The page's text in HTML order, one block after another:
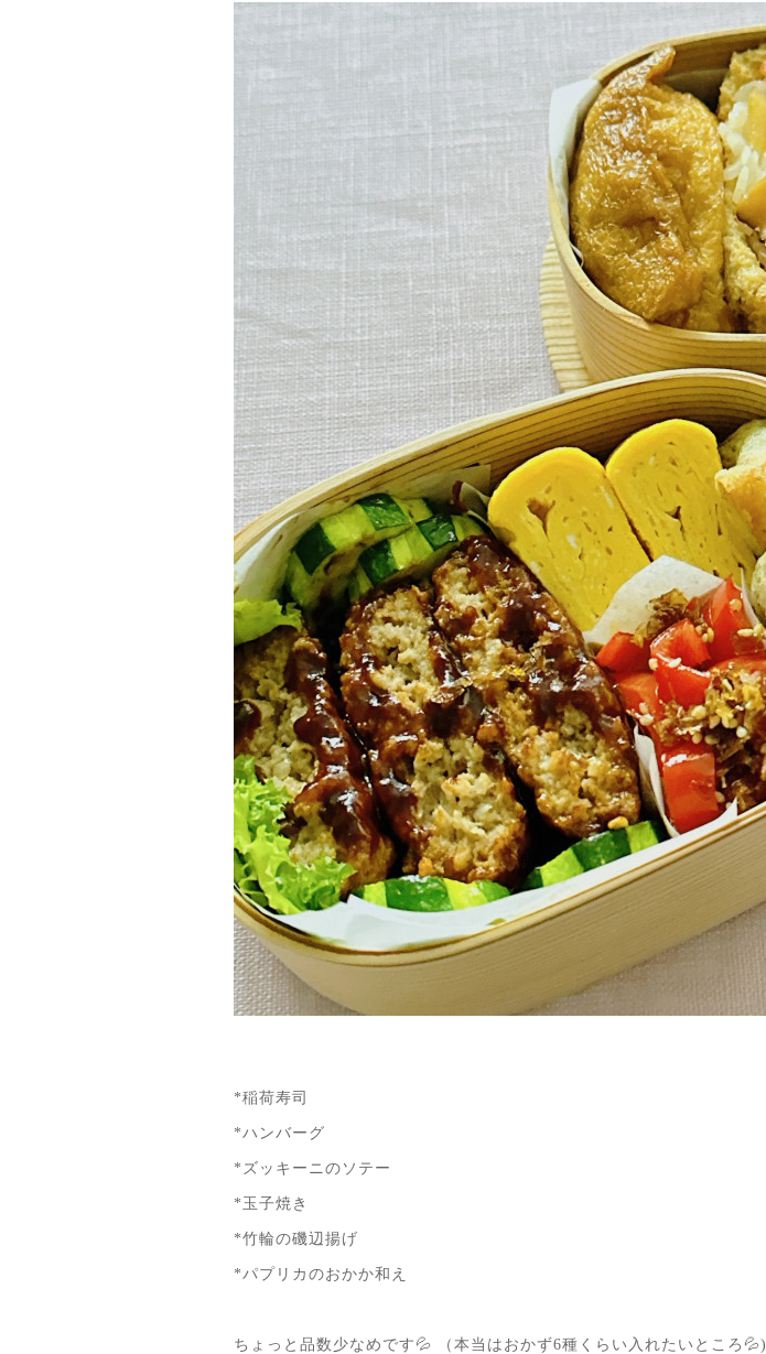
*稲荷寿司
*ハンバーグ
*ズッキーニのソテー
*玉子焼き
*竹輪の磯辺揚げ
*パプリカのおかか和え
ちょっと品数少なめです💦 （本当はおかず6種くらい入れたいところ💦)